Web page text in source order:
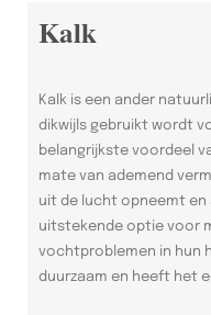
Kalk
Kalk is een ander
dikwijls gebruikt wordt
belangrijkste voordeel
mate van ademend
uit de lucht opneemt
uitstekende optie voor
vochtproblemen in hun
duurzaam en heeft het